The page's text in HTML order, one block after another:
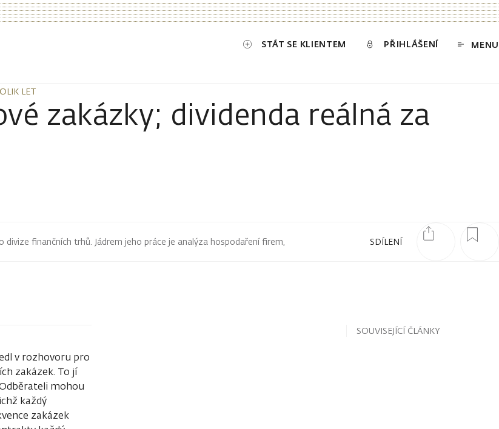
STÁT SE KLIENTEM PŘIHLÁŠENÍ MENU
LET
LET
zakázky; dividenda reálná za
SDÍLENÍ
finančních trhů. Jádrem jeho práce je analýza hospodaření firem,
v rozhovoru pro
zakázek. To jí
mohou
každý
zakázek
SOUVISEJÍCÍ ČLÁNKY